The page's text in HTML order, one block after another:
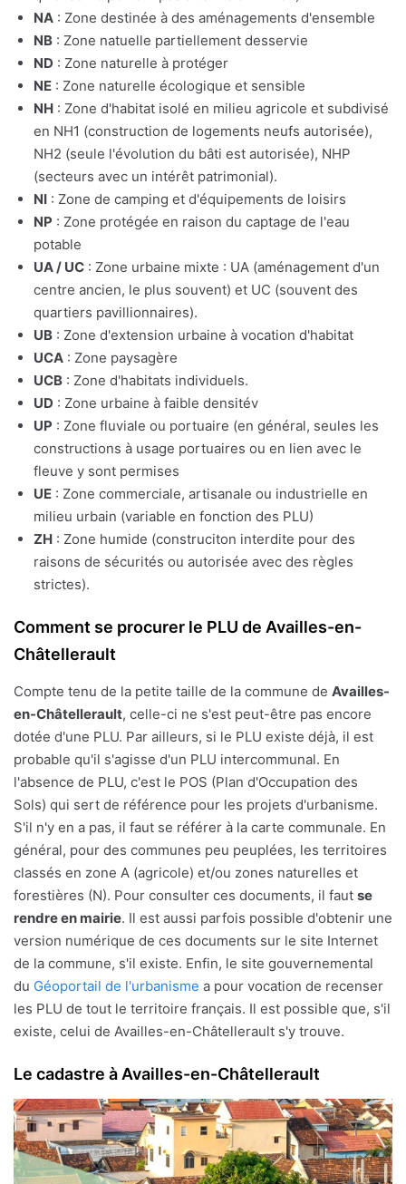
NA : Zone destinée à des aménagements d'ensemble
NB : Zone natuelle partiellement desservie
ND : Zone naturelle à protéger
NE : Zone naturelle écologique et sensible
NH : Zone d'habitat isolé en milieu agricole et subdivisé
en NH1 (construction de logements neufs autorisée),
NH2 (seule l'évolution du bâti est autorisée), NHP
(secteurs avec un intérêt patrimonial).
NI : Zone de camping et d'équipements de loisirs
NP : Zone protégée en raison du captage de l'eau
potable
UA / UC : Zone urbaine mixte : UA (aménagement d'un
centre ancien, le plus souvent) et UC (souvent des
quartiers pavillionnaires).
UB : Zone d'extension urbaine à vocation d'habitat
UCA : Zone paysagère
UCB : Zone d'habitats individuels.
UD : Zone urbaine à faible densitév
UP : Zone fluviale ou portuaire (en général, seules les
constructions à usage portuaires ou en lien avec le
fleuve y sont permises
UE : Zone commerciale, artisanale ou industrielle en
milieu urbain (variable en fonction des PLU)
ZH : Zone humide (construciton interdite pour des
raisons de sécurités ou autorisée avec des règles
strictes).
Comment se procurer le PLU de Availles-en-
Châtellerault
Compte tenu de la petite taille de la commune de Availles-
en-Châtellerault, celle-ci ne s'est peut-être pas encore
dotée d'une PLU. Par ailleurs, si le PLU existe déjà, il est
probable qu'il s'agisse d'un PLU intercommunal. En
l'absence de PLU, c'est le POS (Plan d'Occupation des
Sols) qui sert de référence pour les projets d'urbanisme.
S'il n'y en a pas, il faut se référer à la carte communale. En
général, pour des communes peu peuplées, les territoires
classés en zone A (agricole) et/ou zones naturelles et
forestières (N). Pour consulter ces documents, il faut se
rendre en mairie. Il est aussi parfois possible d'obtenir une
version numérique de ces documents sur le site Internet
de la commune, s'il existe. Enfin, le site gouvernemental
du Géoportail de l'urbanisme a pour vocation de recenser
les PLU de tout le territoire français. Il est possible que, s'il
existe, celui de Availles-en-Châtellerault s'y trouve.
Le cadastre à Availles-en-Châtellerault